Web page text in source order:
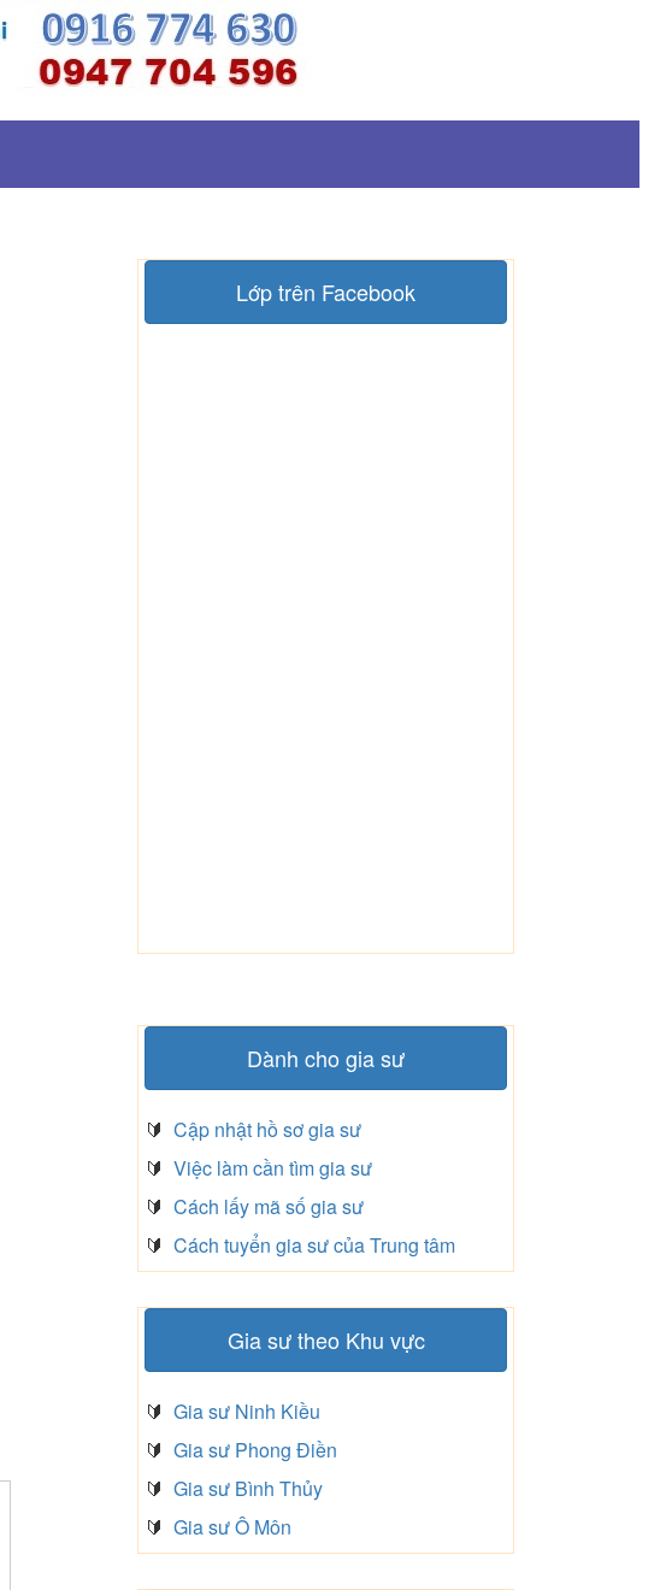
Lớp trên Facebook
Dành cho gia sư
🔰 Cập nhật hồ sơ gia sư
🔰 Việc làm cần tìm gia sư
🔰 Cách lấy mã số gia sư
🔰 Cách tuyển gia sư của Trung tâm
Gia sư theo Khu vực
🔰 Gia sư Ninh Kiều
🔰 Gia sư Phong Điền
🔰 Gia sư Bình Thủy
🔰 Gia sư Ô Môn